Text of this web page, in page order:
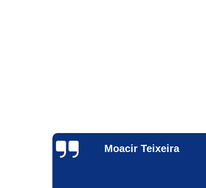
Duarte
Cavalcante